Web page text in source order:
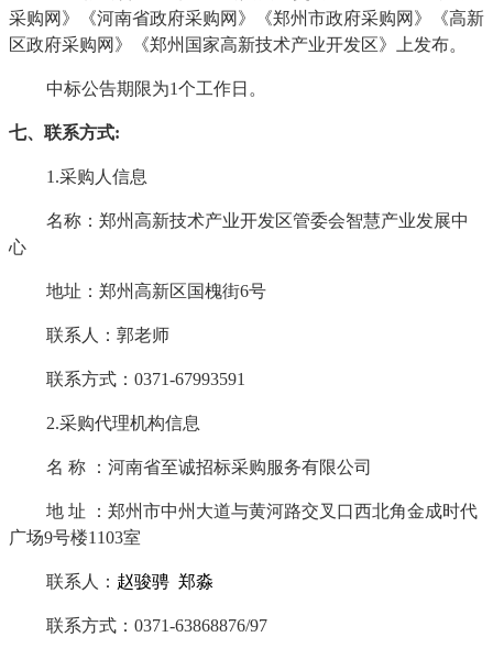
采购网》《河南省政府采购网》《郑州市政府采购网》《高新
区政府采购网》《郑州国家高新技术产业开发区》上发布。
中标公告期限为1个工作日。
七、联系方式:
1.采购人信息
名称：郑州高新技术产业开发区管委会智慧产业发展中
心
地址：郑州高新区国槐街6号
联系人：郭老师
联系方式： 0371-67993591
2.采购代理机构信息
名 称 ：河南省至诚招标采购服务有限公司
地 址
：郑州市中州大道与黄河路交叉口西北角金成时代
广场9号楼1103室
联系人： 赵骏骋 郑淼
联系方式： 0371-63868876/97